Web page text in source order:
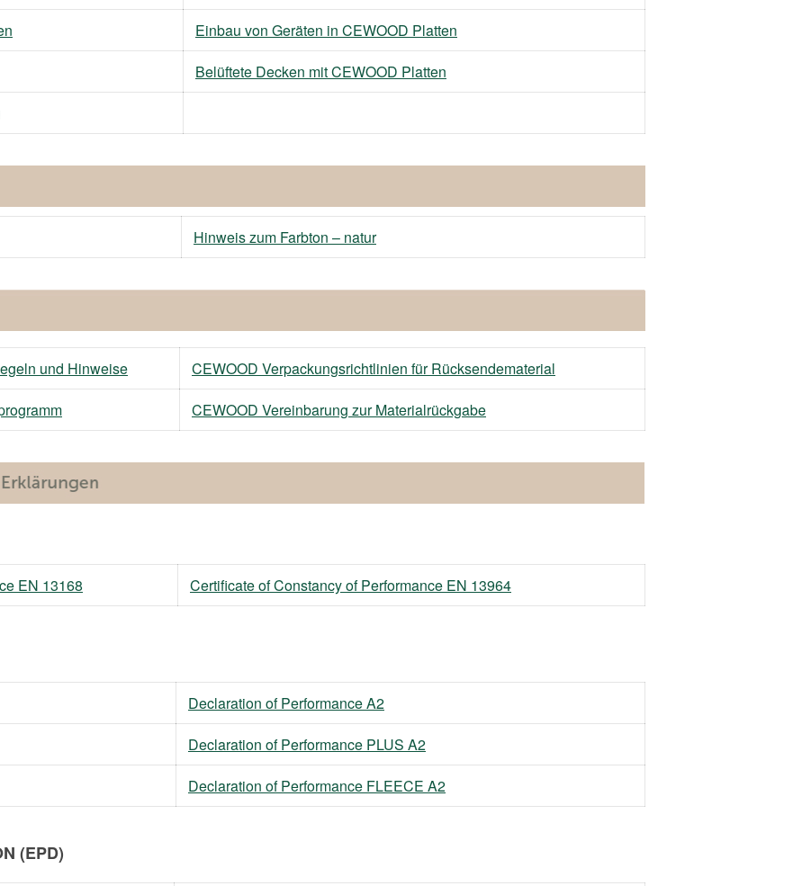
Einbau von Geräten in CEWOOD Platten
Belüftete Decken mit CEWOOD Platten
Hinweis zum Farbton – natur
und Hinweise
CEWOOD Verpackungsrichtlinien für Rücksendematerial
CEWOOD Vereinbarung zur Materialrückgabe
EN 13168 Certificate of Constancy of Performance EN 13964
Declaration of Performance A2
Declaration of Performance PLUS A2
Declaration of Performance FLEECE A2
(EPD)